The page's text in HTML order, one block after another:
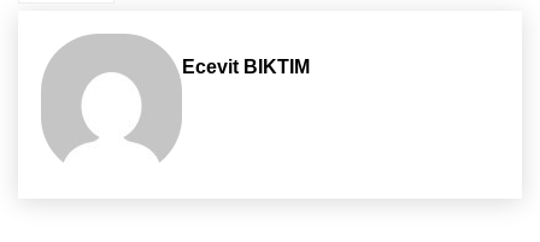
Ecevit BIKTIM